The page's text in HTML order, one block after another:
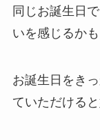
同じお誕生日
いを感じるかも
お誕生日をき
ていただけると